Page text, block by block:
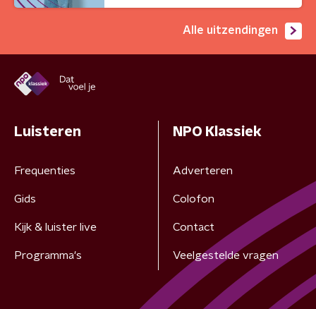
Alle uitzendingen
Luisteren
Frequenties
Gids
Kijk & luister live
Programma's
NPO Klassiek
Adverteren
Colofon
Contact
Veelgestelde vragen